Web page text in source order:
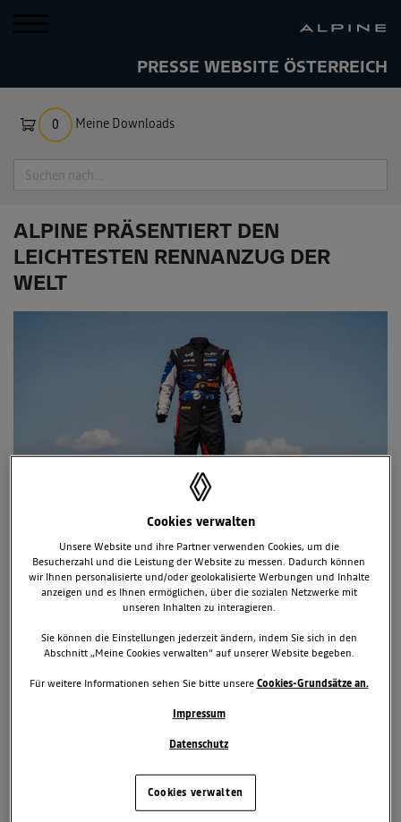
PRESSE WEBSITE ÖSTERREICH
0 Meine Downloads
Suche
ALPINE PRÄSENTIERT DEN
LEICHTESTEN RENNANZUG DER
WELT
11. Juni 2026
Alpine News Motorsport
2 zugehörige Dokumente
Ein technologischer und künstlerischer Triumph –
Präsentation im Rahmen der
24 Stunden von Le Mans
Cookies verwalten
Unsere Website und ihre Partner verwenden Cookies, um die
Besucherzahl und die Leistung der Website zu messen. Dadurch können
wir Ihnen personalisierte und/oder geolokalisierte Werbungen und Inhalte
anzeigen und es Ihnen ermöglichen, über die sozialen Netzwerke mit
unseren Inhalten zu interagieren.
Sie können die Einstellungen jederzeit ändern, indem Sie sich in den
Abschnitt „Meine Cookies verwalten“ auf unserer Website begeben.
Für weitere Informationen sehen Sie bitte unsereCookies-Grundsätze an.
Impressum
Datenschutz
Cookies verwalten